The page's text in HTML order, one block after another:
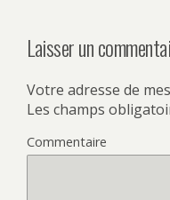
Laisser un
Votre adresse de
Les champs
Commentaire